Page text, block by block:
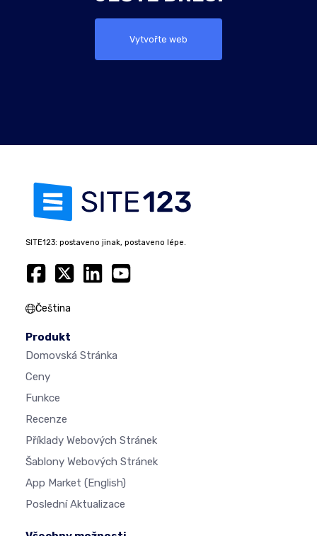
Vytvořte web
SITE123: postaveno jinak, postaveno lépe.
Čeština
Produkt
Domovská Stránka
Ceny
Funkce
Recenze
Příklady Webových Stránek
Šablony Webových Stránek
App Market (English)
Poslední Aktualizace